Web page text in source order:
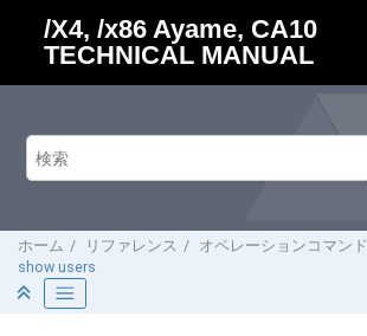
/X4, /x86 Ayame, CA10
TECHNICAL MANUAL
ホーム リファレンス オペレーションコマンド
show users